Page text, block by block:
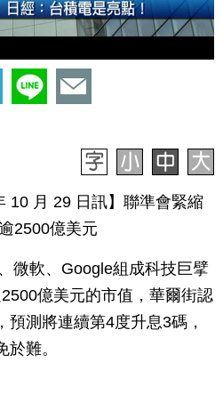
10 月 29 日訊】聯準會緊縮
2500億美元
微軟、Google組成科技巨擘
億美元的市值，華爾街認
測將連續第4度升息3碼，
難。